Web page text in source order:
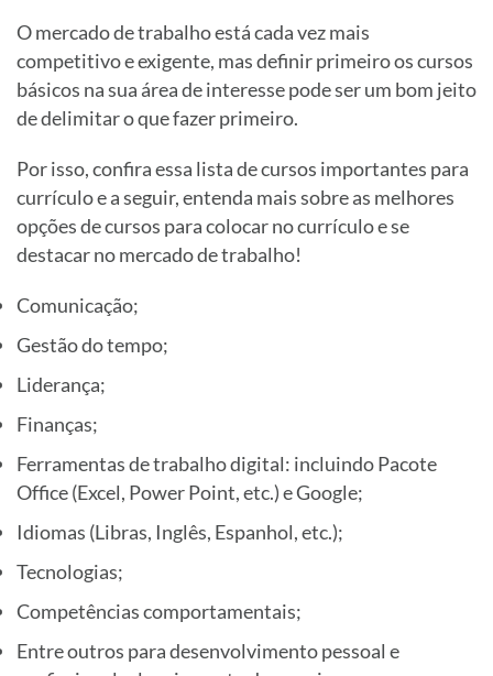
O mercado de trabalho está cada vez mais
competitivo e exigente, mas definir primeiro os cursos
básicos na sua área de interesse pode ser um bom jeito
de delimitar o que fazer primeiro.
Por isso, confira essa lista de cursos importantes para
currículo e a seguir, entenda mais sobre as melhores
opções de cursos para colocar no currículo e se
destacar no mercado de trabalho!
Comunicação;
Gestão do tempo;
Liderança;
Finanças;
Ferramentas de trabalho digital: incluindo Pacote
Office (Excel, Power Point, etc.) e Google;
Idiomas (Libras, Inglês, Espanhol, etc.);
Tecnologias;
Competências comportamentais;
Entre outros para desenvolvimento pessoal e